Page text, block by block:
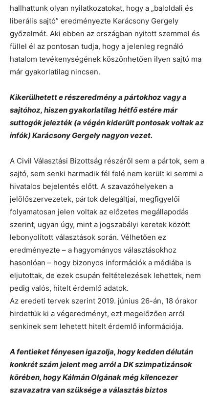
hallhattunk olyan nyilatkozatokat, hogy a „baloldali és
liberális sajtó” eredményezte Karácsony Gergely
győzelmét. Aki ebben az országban nyitott szemmel és
füllel él az pontosan tudja, hogy a jelenleg regnáló
hatalom tevékenységének köszönhetően ilyen sajtó ma
már gyakorlatilag nincsen.
Kikerülhetett e részeredmény a pártokhoz vagy a
sajtóhoz, hiszen gyakorlatilag hétfő estére már
suttogók jelezték (a végén kiderült pontosak voltak az
infók) Karácsony Gergely nagyon vezet.
A Civil Választási Bizottság részéről sem a pártok, sem a
sajtó, sem senki harmadik fél felé nem került ki semmi a
hivatalos bejelentés előtt. A szavazóhelyeken a
jelölőszervezetek, pártok delegáltjai, megfigyelői
folyamatosan jelen voltak az előzetes megállapodás
szerint, ugyan úgy, mint a jogszabályi keretek között
lebonyolított választások során. Vélhetően ez
eredményezte – a hagyományos választásokhoz
hasonlóan – hogy bizonyos információk a médiába is
eljutottak, de ezek csupán feltételezések lehettek, nem
pedig valós, hitelt érdemlő adatok.
Az eredeti tervek szerint 2019. június 26-án, 18 órakor
hirdettük ki a végeredményt, ezt megelőzően arról
senkinek sem lehetett hitelt érdemlő információja.
A fentieket fényesen igazolja, hogy kedden délután
konkrét szám jelent meg arról a DK szimpatizánsok
körében, hogy Kálmán Olgának még kilencezer
szavazatra van szüksége a választás biztos